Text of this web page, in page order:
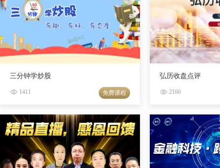
三分钟学炒股
1411 免费课程
弘历收盘点评
2160